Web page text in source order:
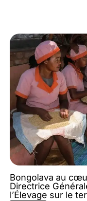
Bongolava au
Directrice
l’Élevage sur le